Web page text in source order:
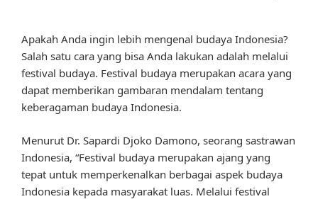
Apakah Anda ingin lebih mengenal budaya Indonesia?
Salah satu cara yang bisa Anda lakukan adalah melalui
festival budaya. Festival budaya merupakan acara yang
dapat memberikan gambaran mendalam tentang
keberagaman budaya Indonesia.
Menurut Dr. Sapardi Djoko Damono, seorang sastrawan
Indonesia, “Festival budaya merupakan ajang yang
tepat untuk memperkenalkan berbagai aspek budaya
Indonesia kepada masyarakat luas. Melalui festival